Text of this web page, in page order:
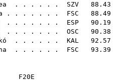
. . . . . . SZV 88.43
. . . . . . . FSC 88.49
. . . . . . . ESP 90.19
. . . . . . . OSC 90.38
. . . . . . KAL 92.57
. . . . . . FSC 93.39
F20E